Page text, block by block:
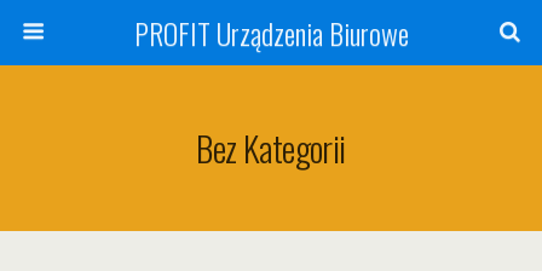
PROFIT Urządzenia Biurowe
Bez Kategorii